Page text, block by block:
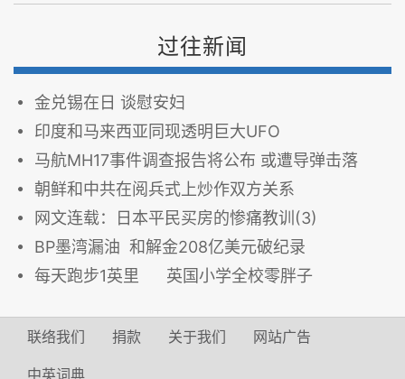
过往新闻
金兑锡在日 谈慰安妇
印度和马来西亚同现透明巨大UFO
马航MH17事件调查报告将公布 或遭导弹击落
朝鲜和中共在阅兵式上炒作双方关系
网文连载：日本平民买房的惨痛教训(3)
BP墨湾漏油 和解金208亿美元破纪录
每天跑步1英里 英国小学全校零胖子
联络我们 捐款 关于我们 网站广告
中英词典